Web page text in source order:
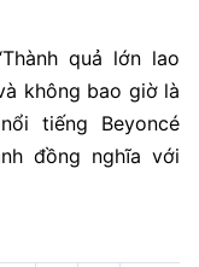
quả lớn lao
không bao giờ là
tiếng Beyoncé
đồng nghĩa với